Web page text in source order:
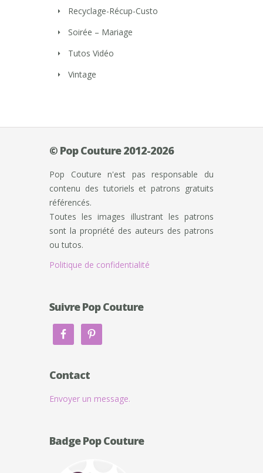
Recyclage-Récup-Custo
Soirée – Mariage
Tutos Vidéo
Vintage
© Pop Couture 2012-2026
Pop Couture n'est pas responsable du
contenu des tutoriels et patrons gratuits
référencés.
Toutes les images illustrant les patrons
sont la propriété des auteurs des patrons
ou tutos.
Politique de confidentialité
Suivre Pop Couture
Contact
Envoyer un message.
Badge Pop Couture